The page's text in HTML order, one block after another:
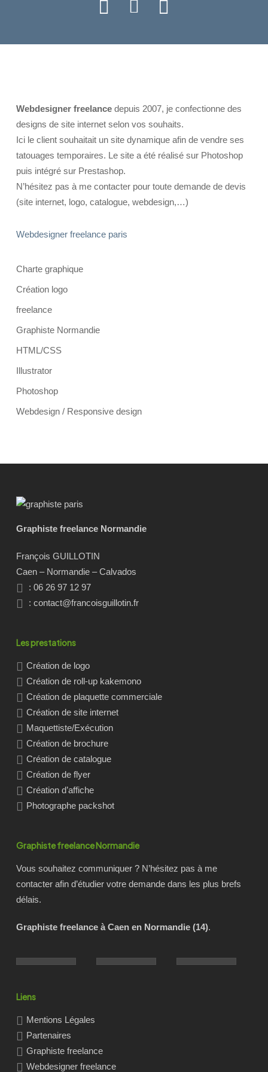
Webdesigner freelancedepuis 2007, je confectionne des
designs de site internet selon vos souhaits.
Ici le client souhaitait un site dynamique afin de vendre ses
tatouages temporaires. Le site a été réalisé sur Photoshop
puis intégré sur Prestashop.
N’hésitez pas à me contacter pour toute demande de devis
(site internet, logo, catalogue, webdesign,…)
Webdesigner freelance paris
Charte graphique
Création logo
freelance
Graphiste Normandie
HTML/CSS
Illustrator
Photoshop
Webdesign / Responsive design
Graphiste freelance Normandie
François GUILLOTIN
Caen – Normandie – Calvados
: 06 26 97 12 97
:contact@francoisguillotin.fr
Les prestations
Création de logo
Création de roll-up kakemono
Création de plaquette commerciale
Création de site internet
Maquettiste/Exécution
Création de brochure
Création de catalogue
Création de flyer
Création d’affiche
Photographe packshot
Graphiste freelance Normandie
Vous souhaitez communiquer ? N’hésitez pas à me
contacter afin d’étudier votre demande dans les plus brefs
délais.
Graphiste freelance à Caen en Normandie (14).
Liens
Mentions Légales
Partenaires
Graphiste freelance
Webdesigner freelance